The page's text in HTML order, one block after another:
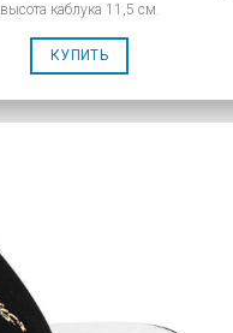
высота каблука 11,5 см.
КУПИТЬ